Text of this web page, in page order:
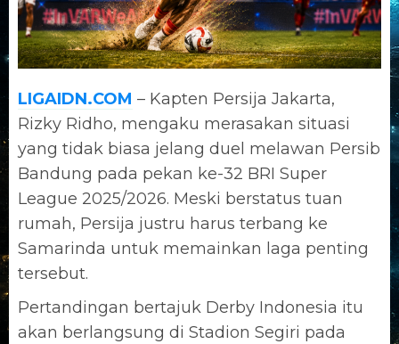
LIGAIDN.COM – Kapten Persija Jakarta,
Rizky Ridho, mengaku merasakan situasi
yang tidak biasa jelang duel melawan Persib
Bandung pada pekan ke-32 BRI Super
League 2025/2026. Meski berstatus tuan
rumah, Persija justru harus terbang ke
Samarinda untuk memainkan laga penting
tersebut.
Pertandingan bertajuk Derby Indonesia itu
akan berlangsung di Stadion Segiri pada